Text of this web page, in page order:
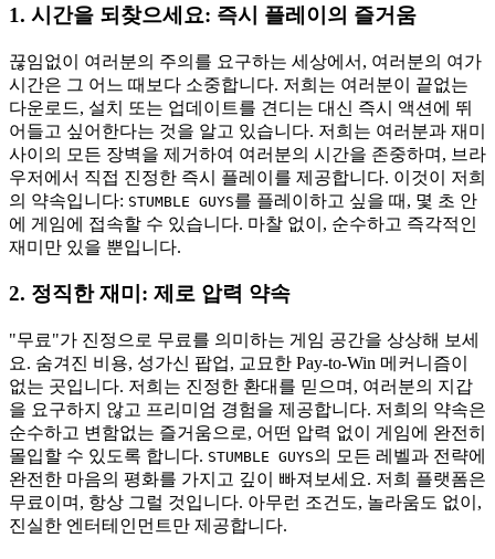
1. 시간을 되찾으세요: 즉시 플레이의 즐거움
끊임없이 여러분의 주의를 요구하는 세상에서, 여러분의 여가
시간은 그 어느 때보다 소중합니다. 저희는 여러분이 끝없는
다운로드, 설치 또는 업데이트를 견디는 대신 즉시 액션에 뛰
어들고 싶어한다는 것을 알고 있습니다. 저희는 여러분과 재미
사이의 모든 장벽을 제거하여 여러분의 시간을 존중하며, 브라
우저에서 직접 진정한 즉시 플레이를 제공합니다. 이것이 저희
의 약속입니다: STUMBLE GUYS를 플레이하고 싶을 때, 몇 초 안
에 게임에 접속할 수 있습니다. 마찰 없이, 순수하고 즉각적인
재미만 있을 뿐입니다.
2. 정직한 재미: 제로 압력 약속
"무료"가 진정으로 무료를 의미하는 게임 공간을 상상해 보세
요. 숨겨진 비용, 성가신 팝업, 교묘한 Pay-to-Win 메커니즘이
없는 곳입니다. 저희는 진정한 환대를 믿으며, 여러분의 지갑
을 요구하지 않고 프리미엄 경험을 제공합니다. 저희의 약속은
순수하고 변함없는 즐거움으로, 어떤 압력 없이 게임에 완전히
몰입할 수 있도록 합니다. STUMBLE GUYS의 모든 레벨과 전략에
완전한 마음의 평화를 가지고 깊이 빠져보세요. 저희 플랫폼은
무료이며, 항상 그럴 것입니다. 아무런 조건도, 놀라움도 없이,
진실한 엔터테인먼트만 제공합니다.